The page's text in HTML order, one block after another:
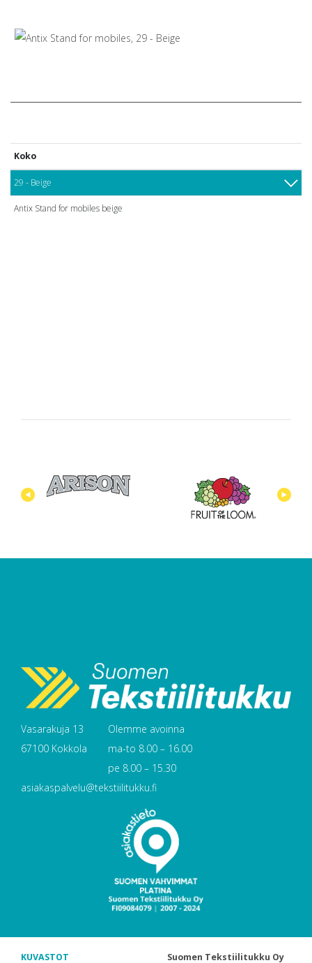
Koko
29 - Beige
Antix Stand for mobiles beige
Vasarakuja 13
67100 Kokkola
Olemme avoinna
ma-to 8.00 – 16.00
pe 8.00 – 15.30
asiakaspalvelu@tekstiilitukku.fi
KUVASTOT Suomen Tekstiilitukku Oy